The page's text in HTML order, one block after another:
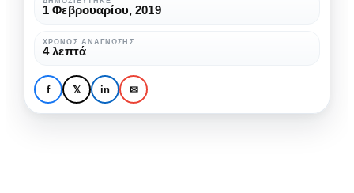
Ταξίδια για Παιδιά: Ο
Μαξ στη Βαρκελώνη
Μαξ
στη
Βαρκελώνη
1 Φεβρουαρίου, 2019
ΧΡΌΝΟΣ ΑΝΆΓΝΩΣΗΣ
4 λεπτά
f 𝕏 in ✉